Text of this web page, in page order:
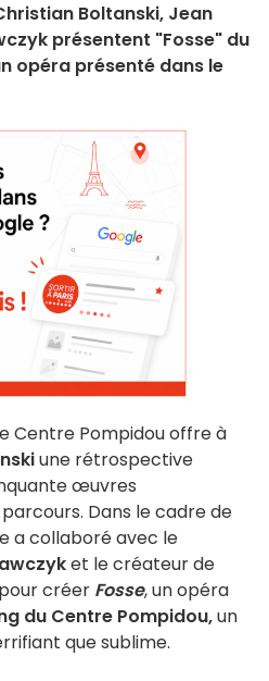
Boltanski, Jean
présentent "Fosse" du
opéra présenté dans le
Centre Pompidou offre à
une rétrospective
œuvres
Dans le cadre de
a collaboré avec le
et le créateur de
pour créer Fosse, un opéra
du Centre Pompidou,un
que sublime.